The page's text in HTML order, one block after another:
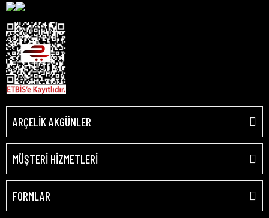
ARÇELİK AKGÜNLER
MÜŞTERİ HİZMETLERİ
FORMLAR